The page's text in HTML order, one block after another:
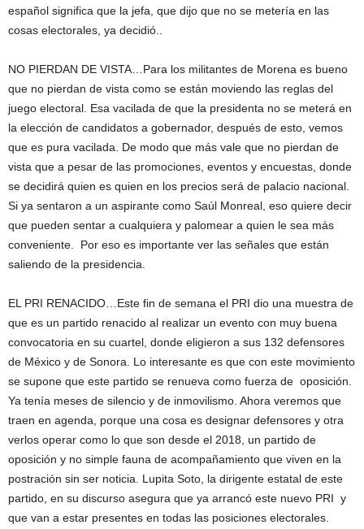
español significa que la jefa, que dijo que no se metería en las
cosas electorales, ya decidió..
NO PIERDAN DE VISTA…Para los militantes de Morena es bueno
que no pierdan de vista como se están moviendo las reglas del
juego electoral. Esa vacilada de que la presidenta no se meterá en
la elección de candidatos a gobernador, después de esto, vemos
que es pura vacilada. De modo que más vale que no pierdan de
vista que a pesar de las promociones, eventos y encuestas, donde
se decidirá quien es quien en los precios será de palacio nacional.
Si ya sentaron a un aspirante como Saúl Monreal, eso quiere decir
que pueden sentar a cualquiera y palomear a quien le sea más
conveniente. Por eso es importante ver las señales que están
saliendo de la presidencia.
EL PRI RENACIDO…Este fin de semana el PRI dio una muestra de
que es un partido renacido al realizar un evento con muy buena
convocatoria en su cuartel, donde eligieron a sus 132 defensores
de México y de Sonora. Lo interesante es que con este movimiento
se supone que este partido se renueva como fuerza de oposición.
Ya tenía meses de silencio y de inmovilismo. Ahora veremos que
traen en agenda, porque una cosa es designar defensores y otra
verlos operar como lo que son desde el 2018, un partido de
oposición y no simple fauna de acompañamiento que viven en la
postración sin ser noticia. Lupita Soto, la dirigente estatal de este
partido, en su discurso asegura que ya arrancó este nuevo PRI y
que van a estar presentes en todas las posiciones electorales.